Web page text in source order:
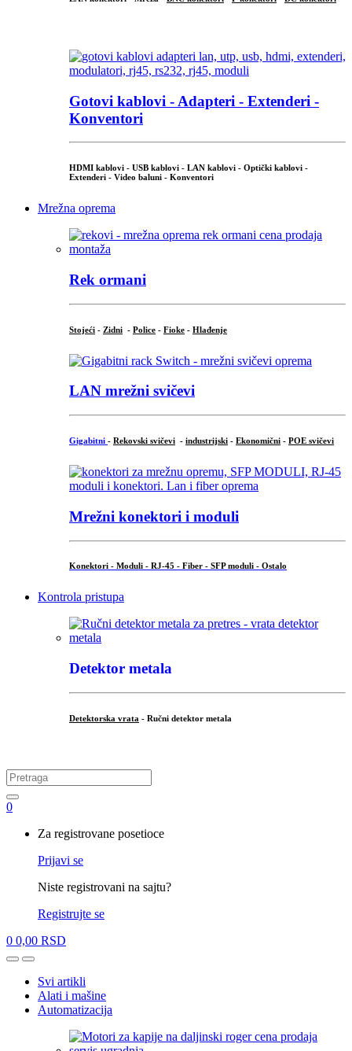
Gotovi kablovi - Adapteri - Extenderi -
Konventori
HDMI kablovi - USB kablovi - LAN kablovi - Optički kablovi -
Extenderi - Video baluni - Konventori
Mrežna oprema
Rek ormani
Stojeći - Zidni - Police - Fioke - Hlađenje
LAN mrežni svičevi
Gigabitni - Rekovski svičevi - industrijski - Ekonomični - POE svičevi
Mrežni konektori i moduli
Konektori - Moduli - RJ-45 - Fiber - SFP moduli - Ostalo
Kontrola pristupa
Detektor metala
Detektorska vrata - Ručni detektor metala
Search
for:
0
Za registrovane posetioce
Prijavi se
Niste registrovani na sajtu?
Registrujte se
0 0,00 RSD
OpenClose
Svi artikli
Alati i mašine
Automatizacija